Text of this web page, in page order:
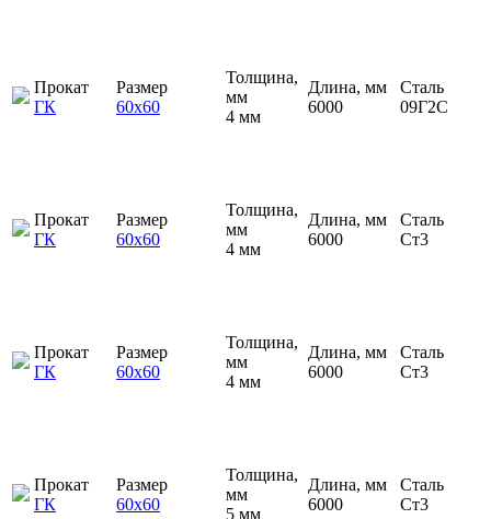
Прокат
ГК
Размер
60х60
Толщина,
мм
4 мм
Длина, мм
6000
Сталь
09Г2С
Прокат
ГК
Размер
60х60
Толщина,
мм
4 мм
Длина, мм
6000
Сталь
Ст3
Прокат
ГК
Размер
60х60
Толщина,
мм
4 мм
Длина, мм
6000
Сталь
Ст3
Прокат
ГК
Размер
60х60
Толщина,
мм
5 мм
Длина, мм
6000
Сталь
Ст3